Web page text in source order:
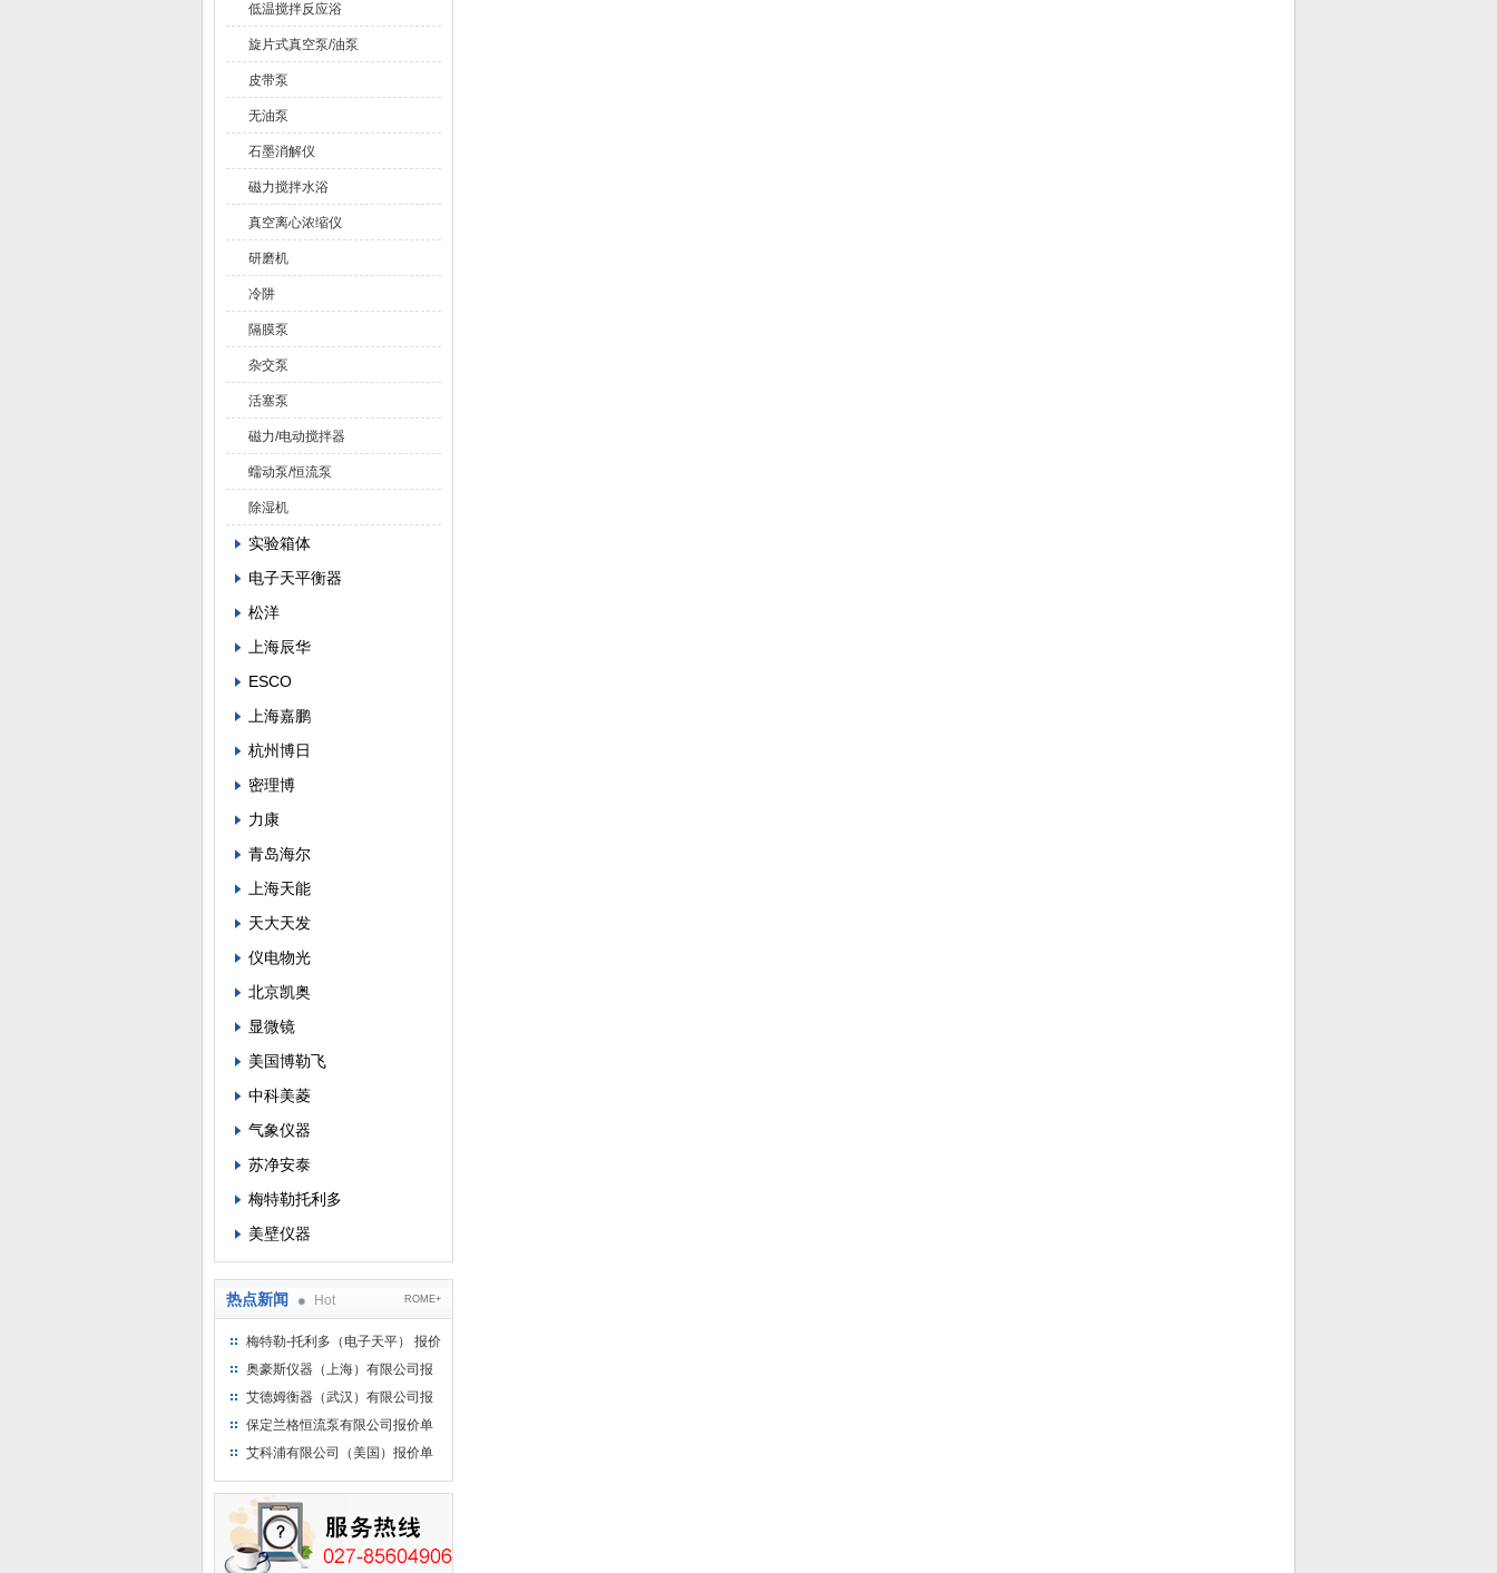
低温搅拌反应浴
旋片式真空泵/油泵
皮带泵
无油泵
石墨消解仪
磁力搅拌水浴
真空离心浓缩仪
研磨机
冷阱
隔膜泵
杂交泵
活塞泵
磁力/电动搅拌器
蠕动泵/恒流泵
除湿机
实验箱体
电子天平衡器
松洋
上海辰华
ESCO
上海嘉鹏
杭州博日
密理博
力康
青岛海尔
上海天能
天大天发
仪电物光
北京凯奥
显微镜
美国博勒飞
中科美菱
气象仪器
苏净安泰
梅特勒托利多
美壁仪器
热点新闻 Hot ROME+
梅特勒-托利多（电子天平） 报价
单
奥豪斯仪器（上海）有限公司报
价单
艾德姆衡器（武汉）有限公司报
价单
保定兰格恒流泵有限公司报价单
艾科浦有限公司（美国）报价单